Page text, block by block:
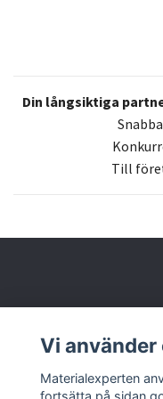
Din långsiktiga
Till
Butik & kontakt
Vi använder
Materialexperten
fortsätta på sidan